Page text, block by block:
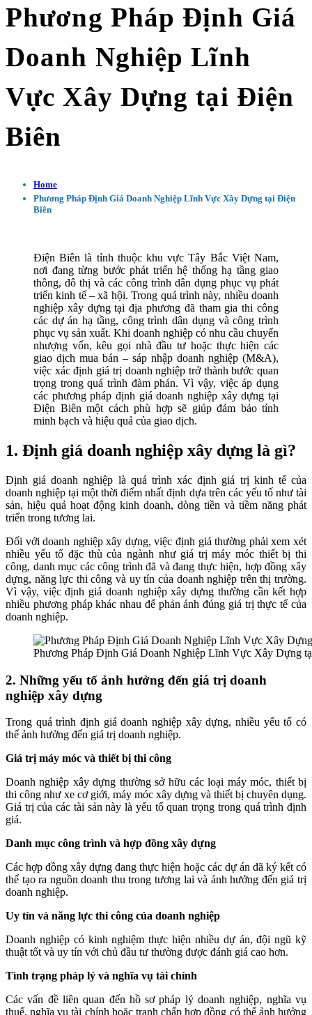
Phương Pháp Định Giá
Doanh Nghiệp Lĩnh
Vực Xây Dựng tại Điện
Biên
Home
Phương Pháp Định Giá Doanh Nghiệp Lĩnh Vực Xây Dựng tại Điện
Biên
Điện Biên là tỉnh thuộc khu vực Tây Bắc Việt Nam,
nơi đang từng bước phát triển hệ thống hạ tầng giao
thông, đô thị và các công trình dân dụng phục vụ phát
triển kinh tế – xã hội. Trong quá trình này, nhiều doanh
nghiệp xây dựng tại địa phương đã tham gia thi công
các dự án hạ tầng, công trình dân dụng và công trình
phục vụ sản xuất. Khi doanh nghiệp có nhu cầu chuyển
nhượng vốn, kêu gọi nhà đầu tư hoặc thực hiện các
giao dịch mua bán – sáp nhập doanh nghiệp (M&A),
việc xác định giá trị doanh nghiệp trở thành bước quan
trọng trong quá trình đàm phán. Vì vậy, việc áp dụng
các phương pháp định giá doanh nghiệp xây dựng tại
Điện Biên một cách phù hợp sẽ giúp đảm bảo tính
minh bạch và hiệu quả của giao dịch.
1. Định giá doanh nghiệp xây dựng là gì?
Định giá doanh nghiệp là quá trình xác định giá trị kinh tế của
doanh nghiệp tại một thời điểm nhất định dựa trên các yếu tố như tài
sản, hiệu quả hoạt động kinh doanh, dòng tiền và tiềm năng phát
triển trong tương lai.
Đối với doanh nghiệp xây dựng, việc định giá thường phải xem xét
nhiều yếu tố đặc thù của ngành như giá trị máy móc thiết bị thi
công, danh mục các công trình đã và đang thực hiện, hợp đồng xây
dựng, năng lực thi công và uy tín của doanh nghiệp trên thị trường.
Vì vậy, việc định giá doanh nghiệp xây dựng thường cần kết hợp
nhiều phương pháp khác nhau để phản ánh đúng giá trị thực tế của
doanh nghiệp.
Phương Pháp Định Giá Doanh Nghiệp Lĩnh Vực Xây Dựng
2. Những yếu tố ảnh hưởng đến giá trị doanh
nghiệp xây dựng
Trong quá trình định giá doanh nghiệp xây dựng, nhiều yếu tố có
thể ảnh hưởng đến giá trị doanh nghiệp.
Giá trị máy móc và thiết bị thi công
Doanh nghiệp xây dựng thường sở hữu các loại máy móc, thiết bị
thi công như xe cơ giới, máy móc xây dựng và thiết bị chuyên dụng.
Giá trị của các tài sản này là yếu tố quan trọng trong quá trình định
giá.
Danh mục công trình và hợp đồng xây dựng
Các hợp đồng xây dựng đang thực hiện hoặc các dự án đã ký kết có
thể tạo ra nguồn doanh thu trong tương lai và ảnh hưởng đến giá trị
doanh nghiệp.
Uy tín và năng lực thi công của doanh nghiệp
Doanh nghiệp có kinh nghiệm thực hiện nhiều dự án, đội ngũ kỹ
thuật tốt và uy tín với chủ đầu tư thường được đánh giá cao hơn.
Tình trạng pháp lý và nghĩa vụ tài chính
Các vấn đề liên quan đến hồ sơ pháp lý doanh nghiệp, nghĩa vụ
thuế, nghĩa vụ tài chính hoặc tranh chấp hợp đồng có thể ảnh hưởng